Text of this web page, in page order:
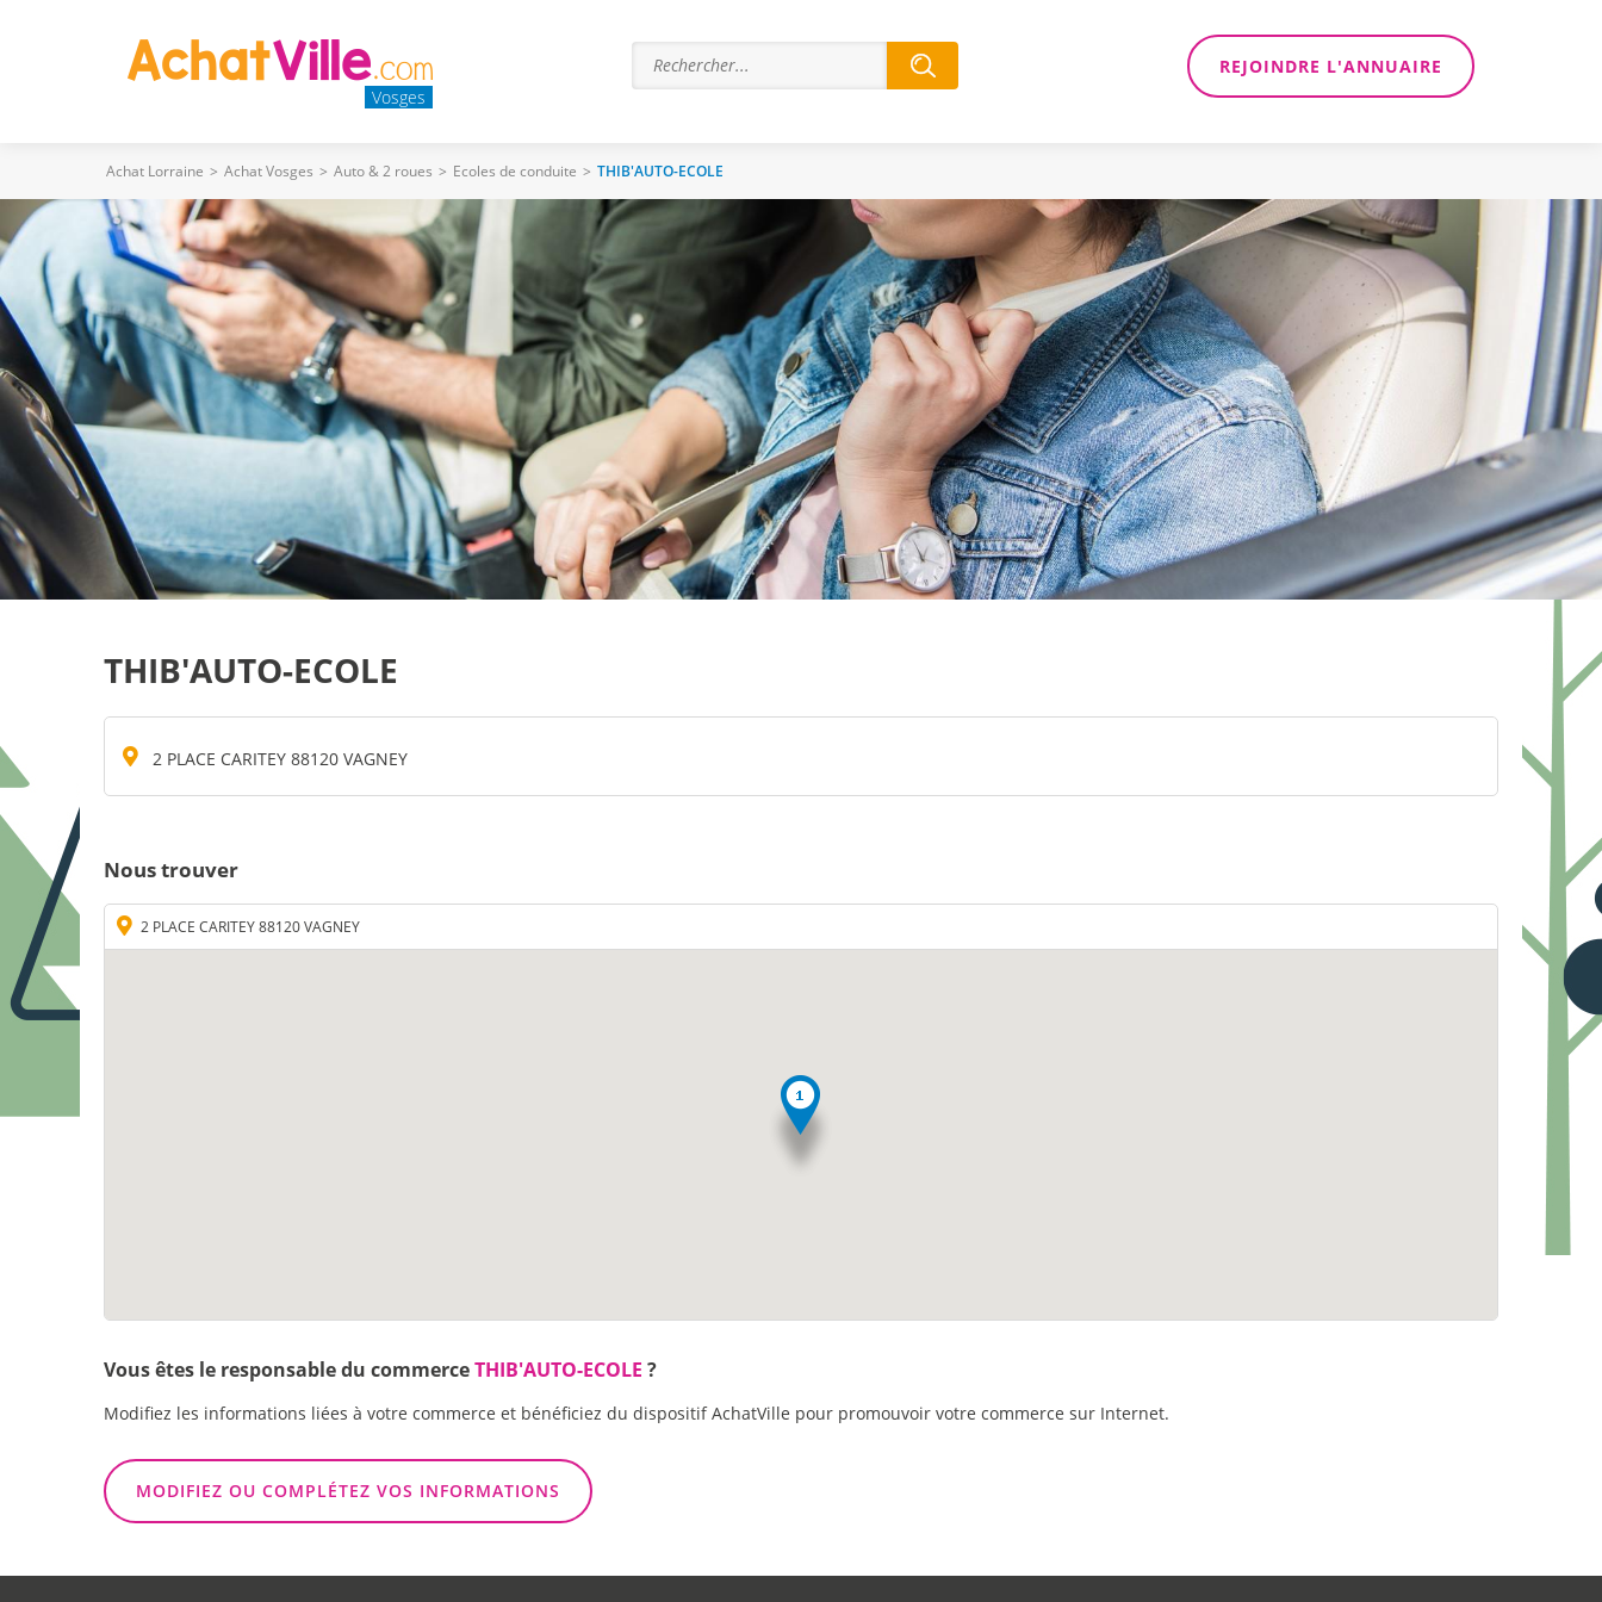
Vosges
REJOINDRE L'ANNUAIRE
Achat Lorraine > Achat Vosges > Auto & 2 roues > Ecoles de conduite > THIB'AUTO-ECOLE
THIB'AUTO-ECOLE
2 PLACE CARITEY 88120 VAGNEY
Nous trouver
2 PLACE CARITEY 88120 VAGNEY
Vous êtes le responsable du commerceTHIB'AUTO-ECOLE ?
Modifiez les informations liées à votre commerce et bénéficiez du dispositif AchatVille pour promouvoir votre commerce sur Internet.
MODIFIEZ OU COMPLÉTEZ VOS INFORMATIONS